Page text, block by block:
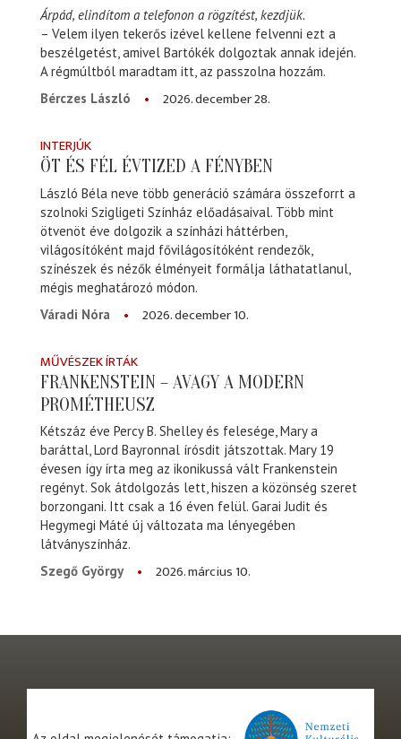
Árpád, elindítom a telefonon a rögzítést, kezdjük.
– Velem ilyen tekerős izével kellene felvenni ezt a
beszélgetést, amivel Bartókék dolgoztak annak idején.
A régmúltból maradtam itt, az passzolna hozzám.
Bérczes László
2026. december 28.
INTERJÚK
ÖT ÉS FÉL ÉVTIZED A FÉNYBEN
László Béla neve több generáció számára összeforrt a
szolnoki Szigligeti Színház előadásaival. Több mint
ötvenöt éve dolgozik a színházi háttérben,
világosítóként majd fővilágosítóként rendezők,
színészek és nézők élményeit formálja láthatatlanul,
mégis meghatározó módon.
Váradi Nóra
2026. december 10.
MŰVÉSZEK ÍRTÁK
FRANKENSTEIN – AVAGY A MODERN
PROMÉTHEUSZ
Kétszáz éve Percy B. Shelley és felesége, Mary a
baráttal, Lord Bayronnal írósdit játszottak. Mary 19
évesen így írta meg az ikonikussá vált Frankenstein
regényt. Sok átdolgozás lett, hiszen a közönség szeret
borzongani. Itt csak a 16 éven felül. Garai Judit és
Hegymegi Máté új változata ma lényegében
látványszínház.
Szegő György
2026. március 10.